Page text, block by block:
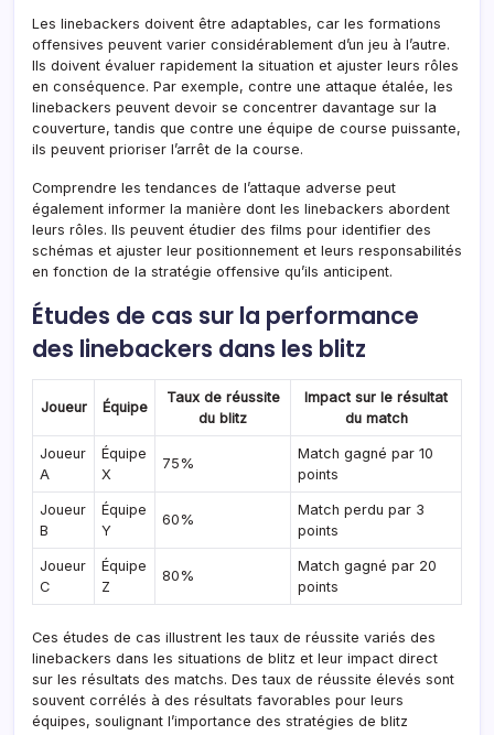
Les linebackers doivent être adaptables, car les formations
offensives peuvent varier considérablement d’un jeu à l’autre.
Ils doivent évaluer rapidement la situation et ajuster leurs rôles
en conséquence. Par exemple, contre une attaque étalée, les
linebackers peuvent devoir se concentrer davantage sur la
couverture, tandis que contre une équipe de course puissante,
ils peuvent prioriser l’arrêt de la course.
Comprendre les tendances de l’attaque adverse peut
également informer la manière dont les linebackers abordent
leurs rôles. Ils peuvent étudier des films pour identifier des
schémas et ajuster leur positionnement et leurs responsabilités
en fonction de la stratégie offensive qu’ils anticipent.
Études de cas sur la performance
des linebackers dans les blitz
Joueur Équipe
Taux de réussite
du blitz
Impact sur le résultat
du match
Joueur
A
Équipe
X
75%
Match gagné par 10
points
Joueur
B
Équipe
Y
60%
Match perdu par 3
points
Joueur
C
Équipe
Z
80%
Match gagné par 20
points
Ces études de cas illustrent les taux de réussite variés des
linebackers dans les situations de blitz et leur impact direct
sur les résultats des matchs. Des taux de réussite élevés sont
souvent corrélés à des résultats favorables pour leurs
équipes, soulignant l’importance des stratégies de blitz